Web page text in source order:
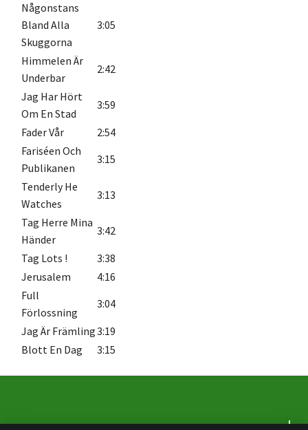
Någonstans
Bland Alla
Skuggorna
3:05
Himmelen Är
Underbar
2:42
Jag Har Hört
Om En Stad
3:59
Fader Vår
2:54
Fariséen Och
Publikanen
3:15
Tenderly He
Watches
3:13
Tag Herre Mina
Händer
3:42
Tag Lots !
3:38
Jerusalem
4:16
Full
Förlossning
3:04
Jag Är Främling3:19
Blott En Dag
3:15